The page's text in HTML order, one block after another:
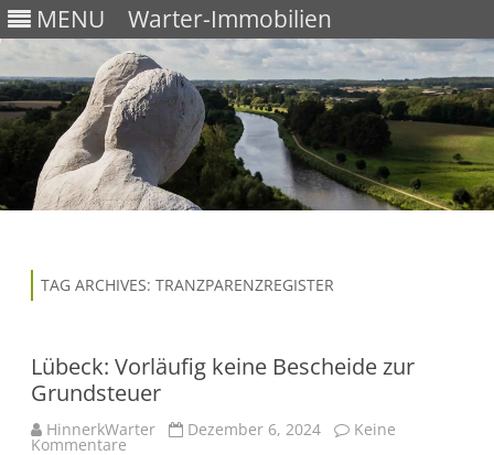
MENU Warter-Immobilien
TAG ARCHIVES: TRANZPARENZREGISTER
Lübeck: Vorläufig keine Bescheide zur
Grundsteuer
HinnerkWarter Dezember 6, 2024 Keine
Kommentare